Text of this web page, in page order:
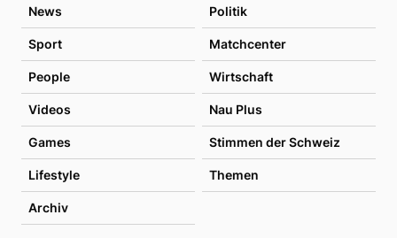
News Politik
Sport Matchcenter
People Wirtschaft
Videos Nau Plus
Games Stimmen der Schweiz
Lifestyle Themen
Archiv